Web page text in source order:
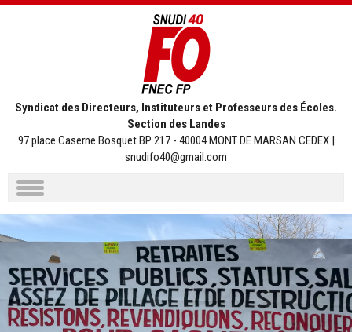
Syndicat des Directeurs, Instituteurs et Professeurs des Écoles.
Section des Landes
97 place Caserne Bosquet BP 217 - 40004 MONT DE MARSAN CEDEX |
snudifo40@gmail.com
Aller
au
contenu